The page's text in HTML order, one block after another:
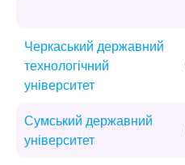
Черкаський державний
технологічний
університет
Сумський державний
університет